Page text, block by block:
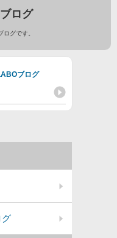
ログ
グです。
ブログ
グ